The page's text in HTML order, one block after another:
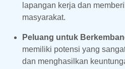
lapangan kerja dan
masyarakat.
Peluang untuk
memiliki potensi yang
dan menghasilkan